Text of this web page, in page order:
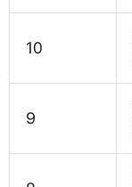
10
9